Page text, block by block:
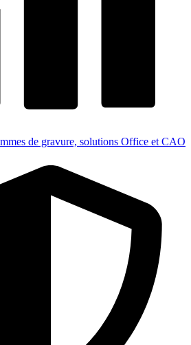
de gravure, solutions Office et CAO